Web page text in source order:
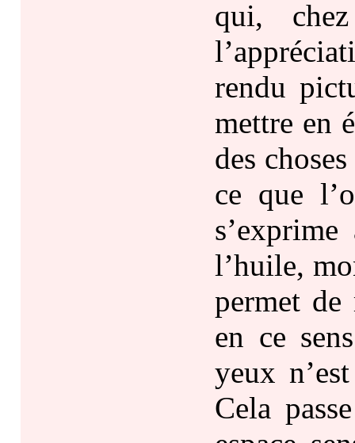
qui,
rendu
mettre en
des
ce que
l’huile,
permet
en ce
yeux
Cela